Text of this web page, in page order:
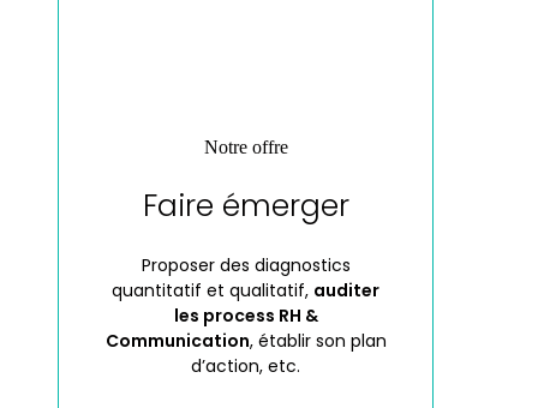
Notre offre
Faire émerger
Proposer des diagnostics
quantitatif et qualitatif, auditer
les process RH &
Communication, établir son plan
d’action, etc.